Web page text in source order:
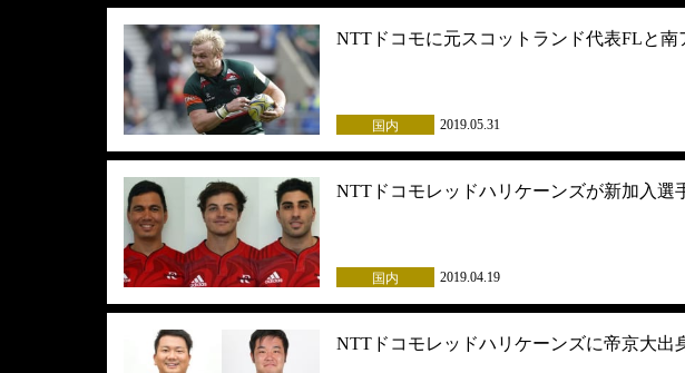
NTTドコモに元スコットランド代表FLと南
国内 2019.05.31
NTTドコモレッドハリケーンズが新加入選
国内 2019.04.19
NTTドコモレッドハリケーンズに帝京大出